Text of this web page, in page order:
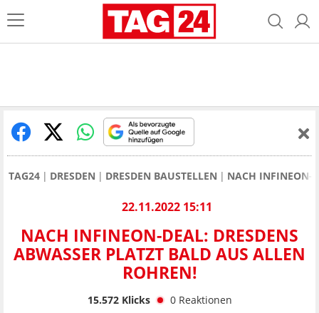
TAG24 DRESDEN DRESDEN BAUSTELLEN NACH INFINEON-
22.11.2022 15:11
NACH INFINEON-DEAL: DRESDENS
ABWASSER PLATZT BALD AUS ALLEN
ROHREN!
15.572Klicks 0 Reaktionen